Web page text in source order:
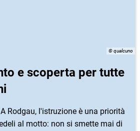
© qualcuno
e scoperta per tutte
Rodgau, l'istruzione è una priorità
al motto: non si smette mai di